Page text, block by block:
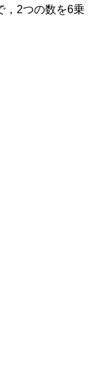
，2つの数を6乗